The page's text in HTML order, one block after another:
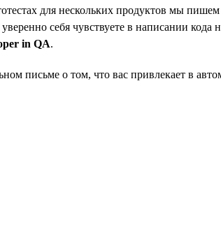
для нескольких продуктов мы
себя чувствуете в написании
in QA.
письме о том, что вас привлекает в